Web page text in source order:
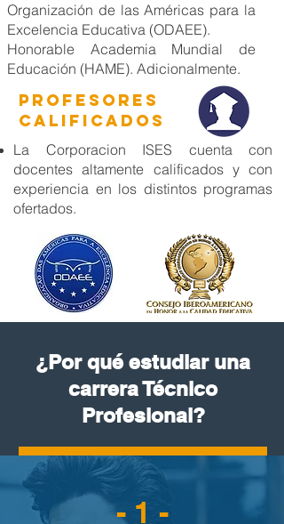
Organización de las Américas para la
Excelencia Educativa (ODAEE).
Honorable Academia Mundial de
Educación (HAME). Adicionalmente.
PROFESORES
CALIFICADOS
La Corporacion ISES cuenta con
docentes altamente calificados y con
experiencia en los distintos programas
ofertados.
¿Por qué estudiar una
carrera Técnico
Profesional?
- 1 -